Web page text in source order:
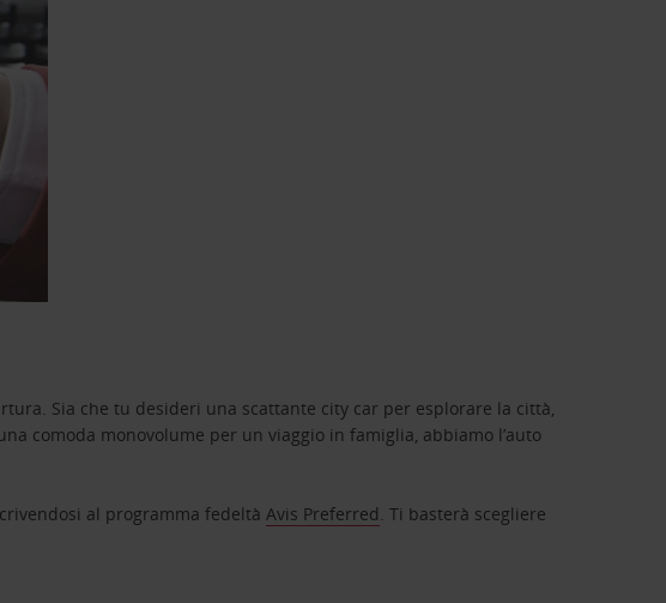
Sia che tu desideri una scattante city car per esplorare la città,
comoda monovolume per un viaggio in famiglia, abbiamo l’auto
al programma fedeltàAvis Preferred. Ti basterà scegliere